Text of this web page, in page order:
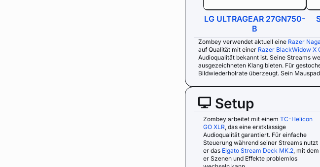
LG ULTRAGEAR 27GN750-
B
Zombey verwendet aktuell eine Razer Naga
auf Qualität mit einer Razer BlackWidow X
Audioqualität bekannt ist. Seine Streams
ausgezeichneten Klang bieten. Für
Bildwiederholrate überzeugt. Sein
Setup
Zombey arbeitet mit einem TC-Helicon
GO XLR, das eine erstklassige
Audioqualität garantiert. Für einfache
Steuerung während seiner Streams nutzt
er das Elgato Stream Deck MK.2, mit dem
er Szenen und Effekte problemlos